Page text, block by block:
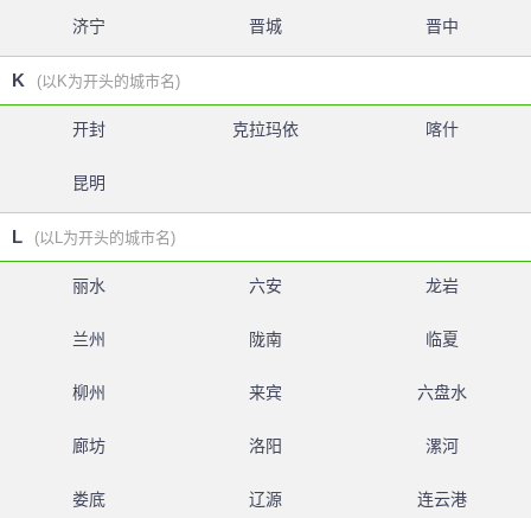
济宁 晋城 晋中
K (以K为开头的城市名)
开封 克拉玛依 喀什
昆明
L (以L为开头的城市名)
丽水 六安 龙岩
兰州 陇南 临夏
柳州 来宾 六盘水
廊坊 洛阳 漯河
娄底 辽源 连云港